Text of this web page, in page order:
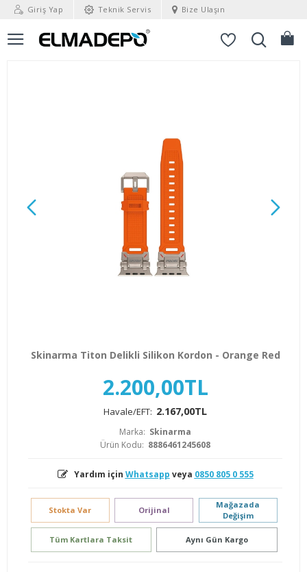
Giriş Yap Teknik Servis Bize Ulaşın
Skinarma Titon Delikli Silikon Kordon - Orange Red
2.200,00TL
Havale/EFT: 2.167,00TL
Marka: Skinarma
Ürün Kodu: 8886461245608
Yardım için Whatsapp veya 0850 805 0 555
Stokta Var Orijinal
Mağazada
Değişim
Tüm Kartlara Taksit Aynı Gün Kargo